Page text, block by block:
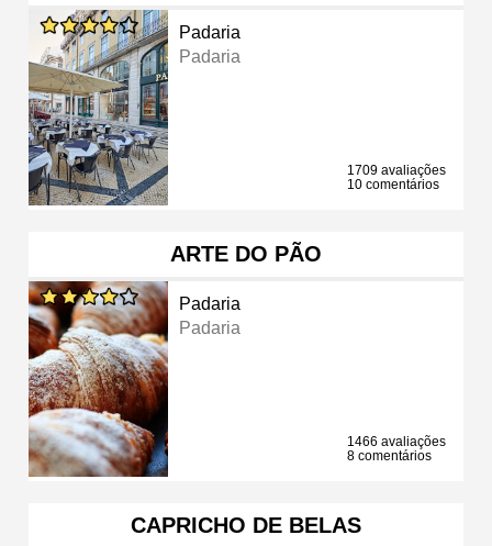
Padaria
Padaria
1709 avaliações
10 comentários
ARTE DO PÃO
Padaria
Padaria
1466 avaliações
8 comentários
CAPRICHO DE BELAS